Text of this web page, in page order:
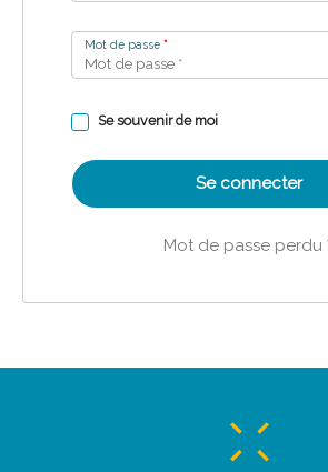
Mot de passe *
Se souvenir de moi
Se connecter
Mot de passe perdu